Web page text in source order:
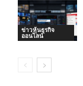
ข่าวหุ้นธุรกิจ
ออนไลน์